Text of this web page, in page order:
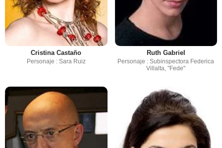
Cristina Castaño
Personaje : Sara Ruiz
Ruth Gabriel
Personaje : Subinspectora Federica
Villalta, "Fede"